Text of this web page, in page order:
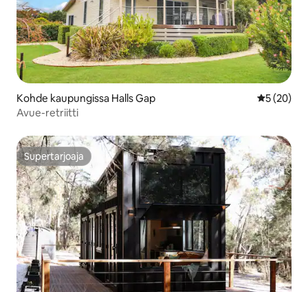
Kohde kaupungissa Halls Gap
5 (20)
Avue-retriitti
Supertarjoaja
Supertarjoaja